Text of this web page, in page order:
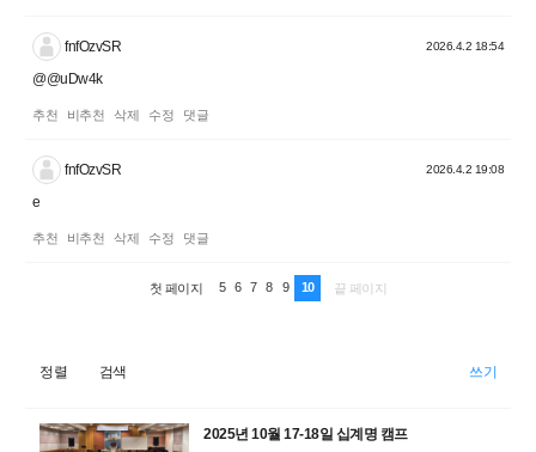
fnfOzvSR 2026.4.2 18:54
@@uDw4k
추천 비추천 삭제 수정 댓글
fnfOzvSR 2026.4.2 19:08
e
추천 비추천 삭제 수정 댓글
첫 페이지 5 6 7 8 9 10 끝 페이지
정렬 검색 쓰기
2025년 10월 17-18일 십계명 캠프